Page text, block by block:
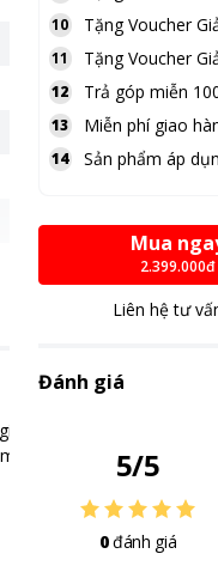
thiết kế tinh tế và công
qua bài viết này nhé!
10 TặngVoucher
11 TặngVoucher
12 Trả góp miễn
13 Miễn phí giao
14 Sản phẩm áp
Mua
2.399.000đ
Liên hệ tư
Đánh giá
5/5
0đánh giá